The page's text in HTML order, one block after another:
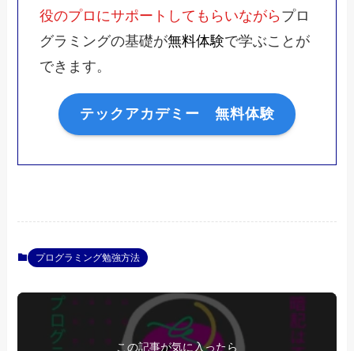
役のプロ にサポートしてもらいながら プロ
グラミングの基礎が無料体験で学ぶことが
できます。
テックアカデミー 無料体験
プログラミング勉強方法
この記事が気に入ったら